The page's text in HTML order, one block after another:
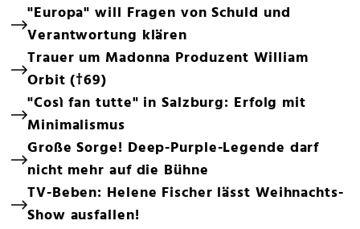
"Europa" will Fragen von Schuld und
Verantwortung klären
Trauer um Madonna Produzent William
Orbit (†69)
"Così fan tutte" in Salzburg: Erfolg mit
Minimalismus
Große Sorge! Deep-Purple-Legende darf
nicht mehr auf die Bühne
TV-Beben: Helene Fischer lässt Weihnachts-
Show ausfallen!